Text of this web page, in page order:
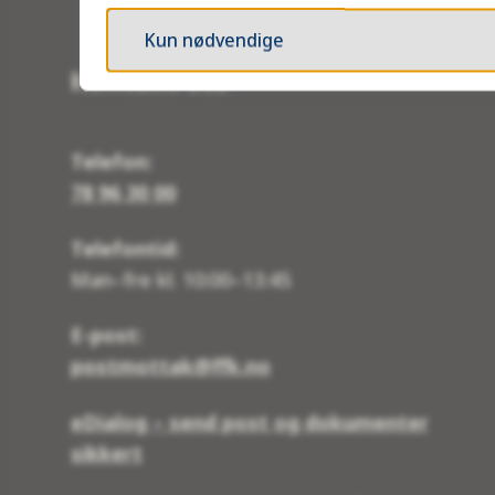
Kontakt oss
Telefon:
78 96 30 00
Telefontid:
Man–fre kl. 10:00–13:45
E-post:
postmottak@ffk.no
eDialog – send post og dokumenter
sikkert
Kun nødvendige